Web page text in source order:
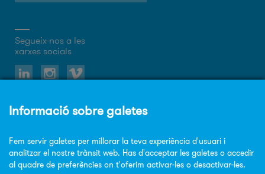
Segueix-nos a les
xarxes socials
Política de privacitat
Política de cookies